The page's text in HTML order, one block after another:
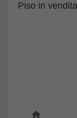
Piso in